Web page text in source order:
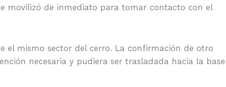
movilizó de inmediato para tomar contacto con el
el mismo sector del cerro. La confirmación de otro
necesaria y pudiera ser trasladada hacia la base